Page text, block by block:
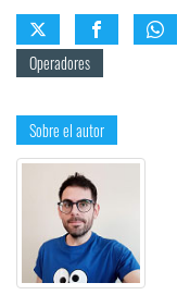
Operadores
Sobre el autor